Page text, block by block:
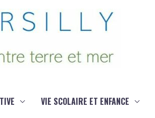
VIE SCOLAIRE ET ENFANCE